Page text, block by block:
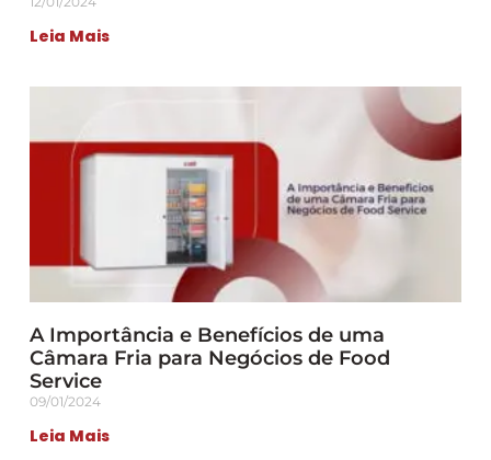
Leia Mais
A Importância e Benefícios de uma
Câmara Fria para Negócios de Food
Service
09/01/2024
Leia Mais